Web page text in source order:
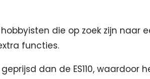
die op zoek zijn naar
functies.
dan de ES110, waardoor